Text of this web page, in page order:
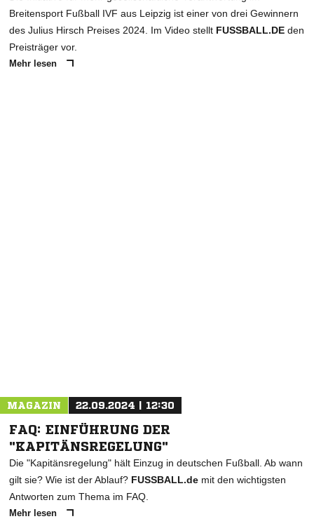
Breitensport Fußball IVF aus Leipzig ist einer von drei Gewinnern
des Julius Hirsch Preises 2024. Im Video stellt FUSSBALL.DE den
Preisträger vor.
Mehr lesen
MAGAZIN 22.09.2024 | 12:30
FAQ: EINFÜHRUNG DER
"KAPITÄNSREGELUNG"
Die "Kapitänsregelung" hält Einzug in deutschen Fußball. Ab wann
gilt sie? Wie ist der Ablauf? FUSSBALL.de mit den wichtigsten
Antworten zum Thema im FAQ.
Mehr lesen